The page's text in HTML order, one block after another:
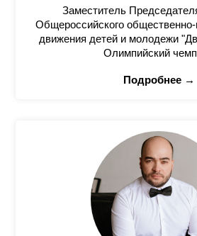
Заместитель
Общероссийского общественно-
движения детей и молодежи
Олимпийский
Подробнее →